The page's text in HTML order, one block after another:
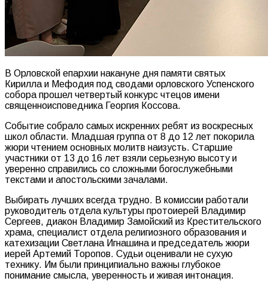
В Орловской епархии накануне дня памяти святых
Кирилла и Мефодия под сводами орловского Успенского
собора прошел четвертый конкурс чтецов имени
священноисповедника Георгия Коссова.
Событие собрало самых искренних ребят из воскресных
школ области. Младшая группа от 8 до 12 лет покорила
жюри чтением основных молитв наизусть. Старшие
участники от 13 до 16 лет взяли серьезную высоту и
уверенно справились со сложными богослужебными
текстами и апостольскими зачалами.
Выбирать лучших всегда трудно. В комиссии работали
руководитель отдела культуры протоиерей Владимир
Сергеев, диакон Владимир Замойский из Крестительского
храма, специалист отдела религиозного образования и
катехизации Светлана Игнашина и председатель жюри
иерей Артемий Торопов. Судьи оценивали не сухую
технику. Им были принципиально важны глубокое
понимание смысла, уверенность и живая интонация.